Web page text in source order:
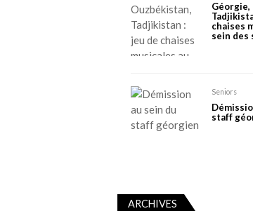
Géorgie,
chaises
sein des
Seniors
staff
ARCHIVES